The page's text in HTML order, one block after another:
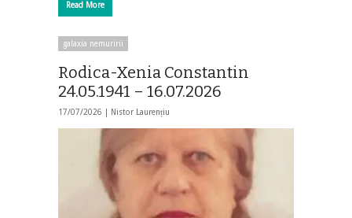
Read More
galaxia nemuririi
Rodica-Xenia Constantin
24.05.1941 – 16.07.2026
17/07/2026 | Nistor Laurențiu